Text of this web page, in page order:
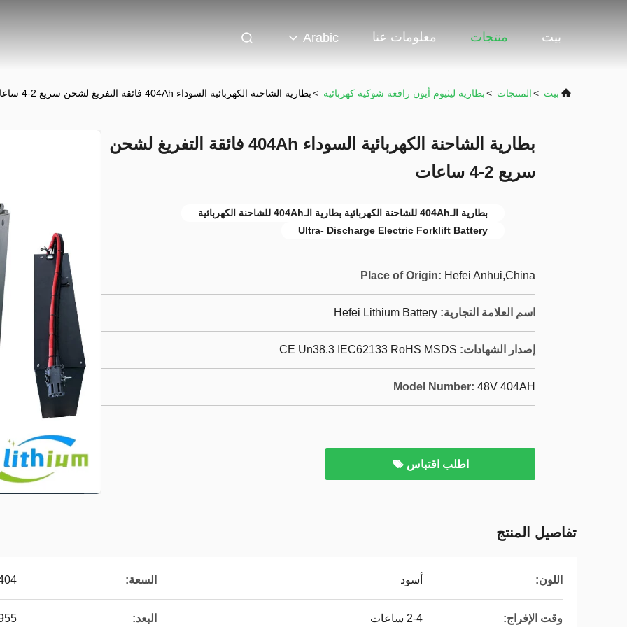
بيت منتجات معلومات عنا Arabic
بيت >المنتجات >بطارية ليثيوم أيون رافعة شوكية كهربائية >بطارية الشاحنة الكهربائية السوداء 404Ah فائقة التفريغ لشحن سريع 2-4 ساعات
بطارية الشاحنة الكهربائية السوداء 404Ah فائقة التفريغ لشحن
سريع 2-4 ساعات
بطارية الـ404Ah للشاحنة الكهربائية بطارية الـ404Ah للشاحنة الكهربائية
Ultra- Discharge Electric Forklift Battery
Place of Origin: Hefei Anhui,China
اسم العلامة التجارية: Hefei Lithium Battery
إصدار الشهادات: CE Un38.3 IEC62133 RoHS MSDS
Model Number: 48V 404AH
اطلب اقتباس
تفاصيل المنتج
اللون: أسود السعة: 404
وقت الإفراج: 2-4 ساعات البعد: